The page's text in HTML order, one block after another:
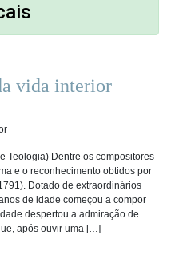
vida interior
Teologia) Dentre os compositores
e o reconhecimento obtidos por
Dotado de extraordinários
de idade começou a compor
despertou a admiração de
após ouvir uma […]